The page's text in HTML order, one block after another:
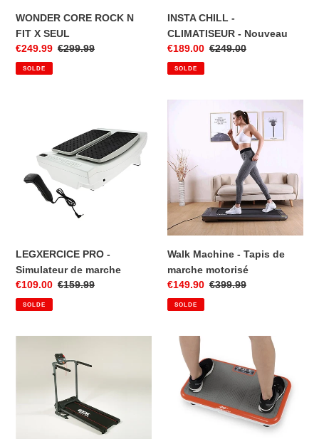
n
:
WONDER CORE ROCK N
FIT X SEUL
Prix
réduit
€249.99 Prix
€299.99
SOLDE
INSTA CHILL -
CLIMATISEUR - Nouveau
Prix
réduit
€189.00 Prix
€249.00
SOLDE
Simulateur
marche
LEGXERCICE PRO -
Simulateur de marche
Prix
réduit
€109.00 Prix
€159.99
SOLDE
Tapis
de
marche
motorisé
Walk Machine - Tapis de
marche motorisé
Prix
réduit
€149.90 Prix
€399.99
SOLDE
VIBRO
SHAPER
Plateforme